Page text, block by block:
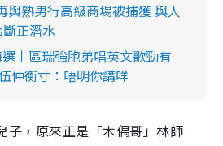
與熟男行高級商場被捕獲 與人
正潛水
選丨區瑞強胞弟唱英文歌勁有
仲衡寸：唔明你講咩
子，原來正是「木偶哥」林師